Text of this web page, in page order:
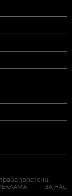
запазени.
ЗА НАС